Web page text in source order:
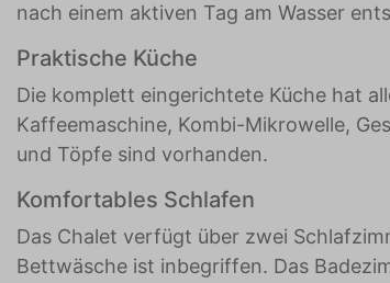
nach einem aktiven Tag am Wasser
Praktische Küche
Die komplett eingerichtete Küche hat
Kaffeemaschine, Kombi-Mikrowelle,
und Töpfe sind vorhanden.
Komfortables Schlafen
Das Chalet verfügt über zwei
Bettwäsche ist inbegriffen. Das